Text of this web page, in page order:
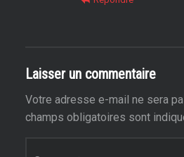
Laisser un commentaire
Votre adresse e-mail ne sera
champs obligatoires sont